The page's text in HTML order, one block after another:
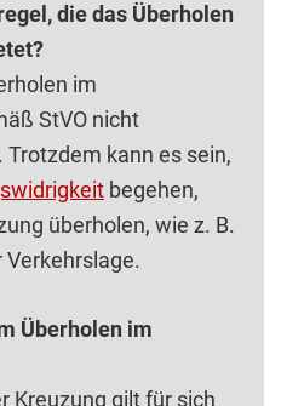
die das Überholen
im
StVO nicht
kann es sein,
begehen,
überholen, wie z. B.
Verkehrslage.
Überholen im
Kreuzung gilt für sich